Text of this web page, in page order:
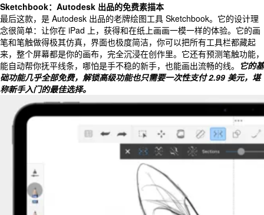
Sketchbook：Autodesk 出品的免费素描本
最后这款，是 Autodesk 出品的老牌绘图工具 Sketchbook。它的设计理
念很简单：让你在 iPad 上，获得和在纸上画画一模一样的体验。它的画
笔和笔触做得极其仿真，界面也极度简洁，你可以把所有工具栏都藏起
来，整个屏幕都是你的画布，完全沉浸在创作里。它还有预测笔触功能，
能自动帮你抚平线条，哪怕是手不稳的新手，也能画出流畅的线。 它的基
础功能几乎全部免费，解锁高级功能也只需要一次性支付 2.99 美元，堪
称新手入门的最佳选择。